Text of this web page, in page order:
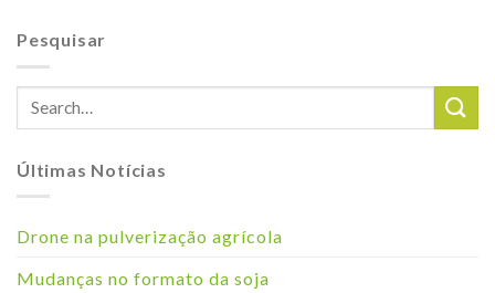
Pesquisar
Últimas Notícias
Drone na pulverização agrícola
Mudanças no formato da soja